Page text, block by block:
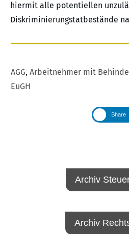
hiermit alle potentiellen
Diskriminierungstatbestände
AGG, Arbeitnehmer mit
EuGH
Share
Archiv
Archiv